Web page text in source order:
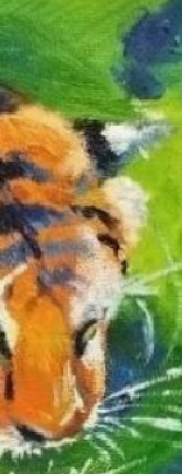
Н.И.
работ
АВТОР
Анна Лесив